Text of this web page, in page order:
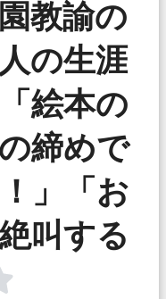
教諭の
の生涯
絵本の
締めで
」「お
叫する